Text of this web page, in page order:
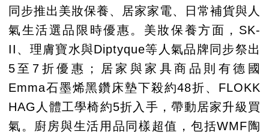
同步推出美妝保養、居家家電、日常補貨與人
氣生活選品限時優惠。美妝保養方面，SK-
II、理膚寶水與Diptyque等人氣品牌同步祭出
5至7折優惠；居家與家具商品則有德國
Emma石墨烯黑鑽床墊下殺約48折、FLOKK
HAG人體工學椅約5折入手，帶動居家升級買
氣。廚房與生活用品同樣超值，包括WMF陶